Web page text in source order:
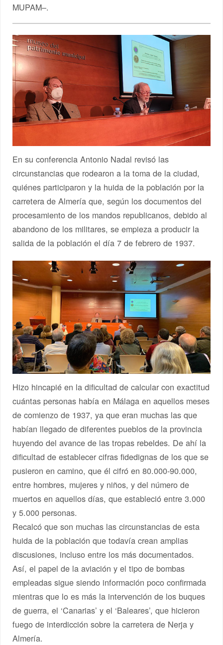
MUPAM–.
En su conferencia Antonio Nadal revisó las
circunstancias que rodearon a la toma de la ciudad,
quiénes participaron y la huida de la población por la
carretera de Almería que, según los documentos del
procesamiento de los mandos republicanos, debido al
abandono de los militares, se empieza a producir la
salida de la población el día 7 de febrero de 1937.
Hizo hincapié en la dificultad de calcular con exactitud
cuántas personas había en Málaga en aquellos meses
de comienzo de 1937, ya que eran muchas las que
habían llegado de diferentes pueblos de la provincia
huyendo del avance de las tropas rebeldes. De ahí la
dificultad de establecer cifras fidedignas de los que se
pusieron en camino, que él cifró en 80.000-90.000,
entre hombres, mujeres y niños, y del número de
muertos en aquellos días, que estableció entre 3.000
y 5.000 personas.
Recalcó que son muchas las circunstancias de esta
huida de la población que todavía crean amplias
discusiones, incluso entre los más documentados.
Así, el papel de la aviación y el tipo de bombas
empleadas sigue siendo información poco confirmada
mientras que lo es más la intervención de los buques
de guerra, el ‘Canarias’ y el ‘Baleares’, que hicieron
fuego de interdicción sobre la carretera de Nerja y
Almería.